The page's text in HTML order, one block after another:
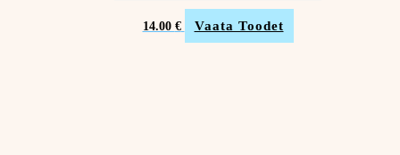
14.00 € Vaata Toodet